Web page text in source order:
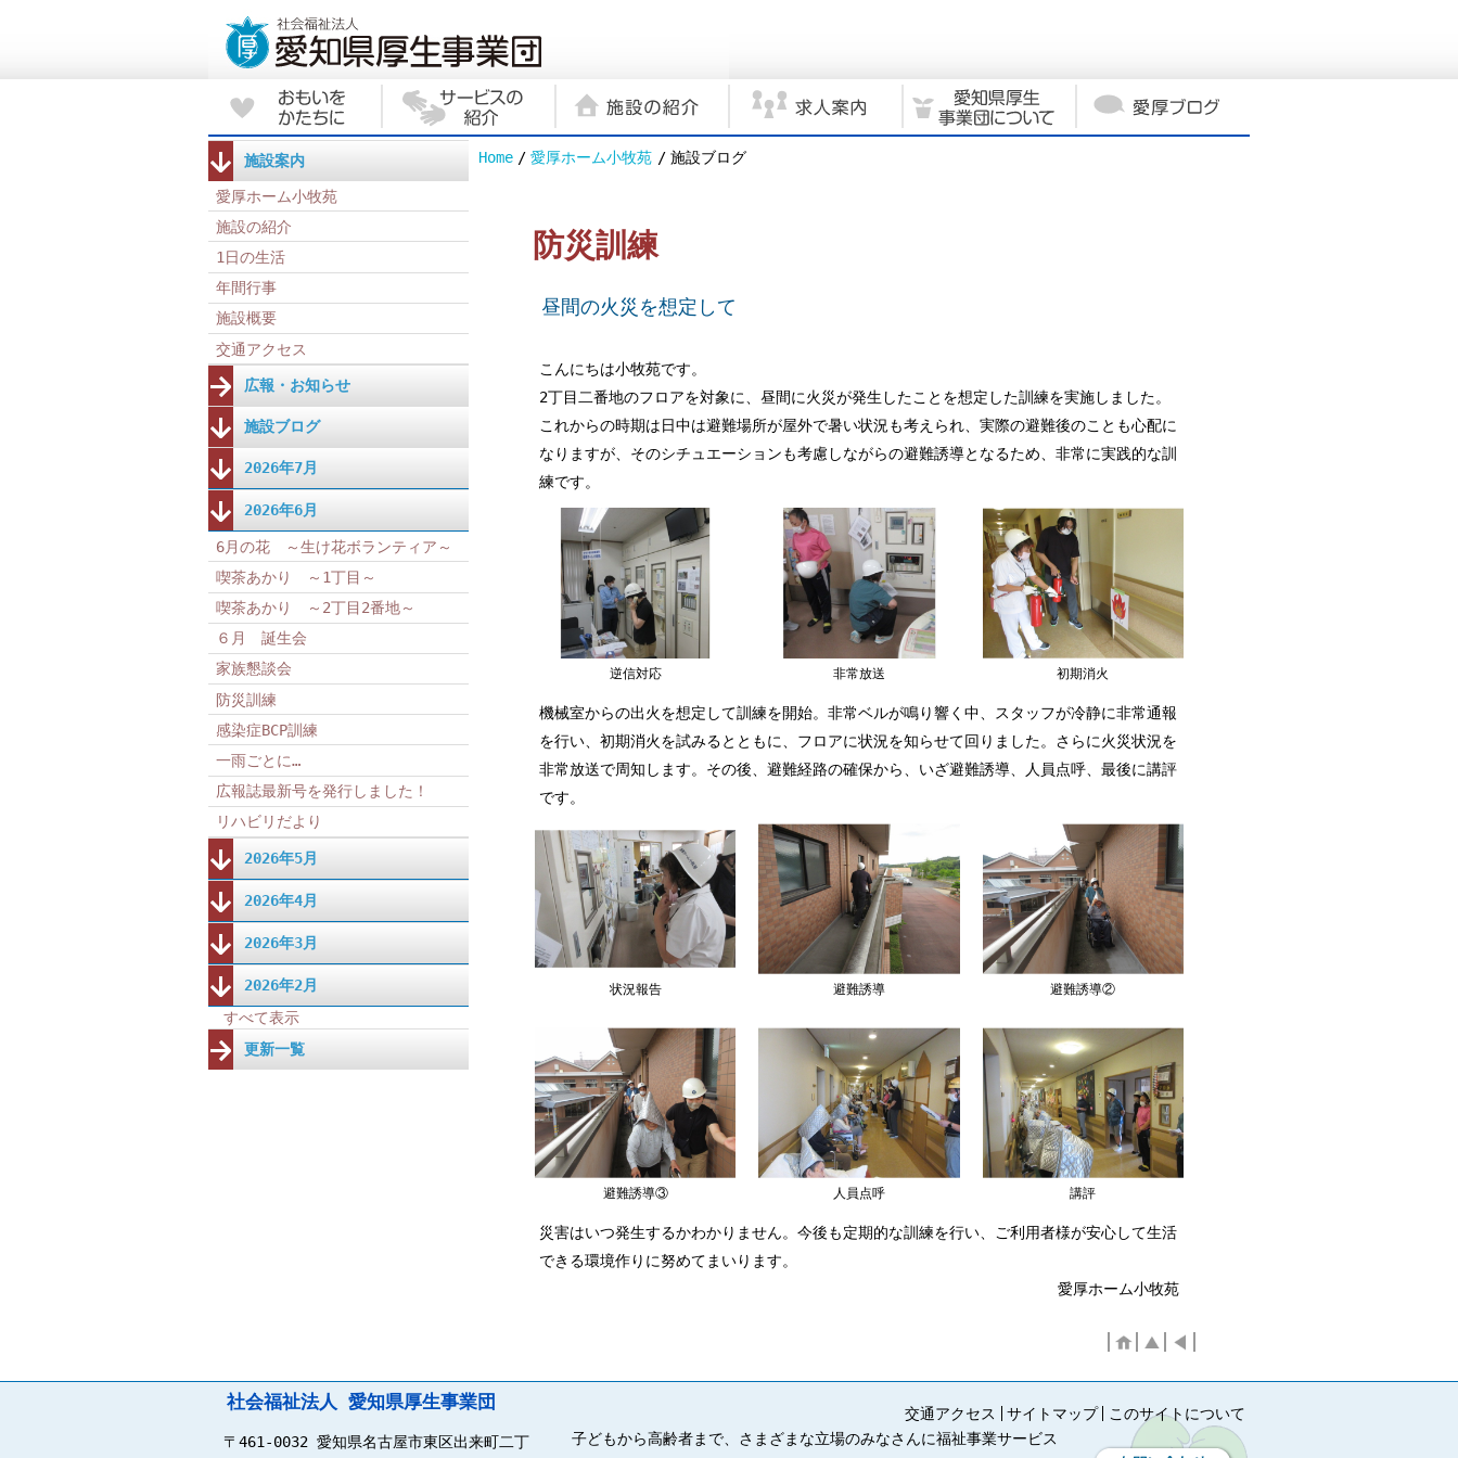
Home 愛厚ホーム小牧苑 施設ブログ
防災訓練
昼間の火災を想定して
こんにちは小牧苑です。
2丁目二番地のフロアを対象に、昼間に火災が発生したことを想定した訓練を実施しました。
これからの時期は日中は避難場所が屋外で暑い状況も考えられ、実際の避難後のことも心配に
なりますが、そのシチュエーションも考慮しながらの避難誘導となるため、非常に実践的な訓
練です。
逆信対応 非常放送 初期消火
機械室からの出火を想定して訓練を開始。非常ベルが鳴り響く中、スタッフが冷静に非常通報
を行い、初期消火を試みるとともに、フロアに状況を知らせて回りました。さらに火災状況を
非常放送で周知します。その後、避難経路の確保から、いざ避難誘導、人員点呼、最後に講評
です。
状況報告 避難誘導 避難誘導②
避難誘導③ 人員点呼 講評
災害はいつ発生するかわかりません。今後も定期的な訓練を行い、ご利用者様が安心して生活
できる環境作りに努めてまいります。
愛厚ホーム小牧苑
施設案内
愛厚ホーム小牧苑
施設の紹介
1日の生活
年間行事
施設概要
交通アクセス
広報・お知らせ
施設ブログ
2026年7月
2026年6月
6月の花 ～生け花ボランティア～
喫茶あかり ～1丁目～
喫茶あかり ～2丁目2番地～
６月 誕生会
家族懇談会
防災訓練
感染症BCP訓練
一雨ごとに…
広報誌最新号を発行しました！
リハビリだより
2026年5月
2026年4月
2026年3月
2026年2月
すべて表示
更新一覧
社会福祉法人 愛知県厚生事業団
〒461-0032 愛知県名古屋市東区出来町二丁
交通アクセス サイトマップ
このサイトについて
子どもから高齢者まで、さまざまな立場のみなさんに福祉事業サービス